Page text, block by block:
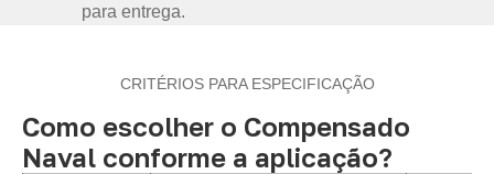
para entrega.
CRITÉRIOS PARA ESPECIFICAÇÃO
Como escolher o Compensado
Naval conforme a aplicação?